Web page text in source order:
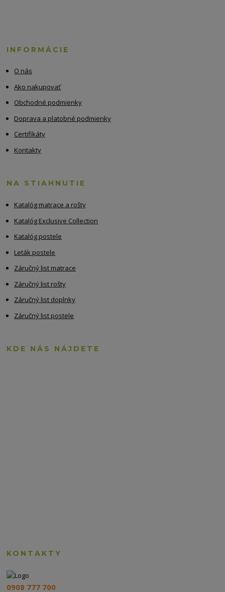
INFORMÁCIE
O nás
Ako nakupovať
Obchodné podmienky
Doprava a platobné podmienky
Certifikáty
Kontakty
NA STIAHNUTIE
Katalóg matrace a rošty
Katalóg Exclusive Collection
Katalóg postele
Leták postele
Záručný list matrace
Záručný list rošty
Záručný list doplnky
Záručný list postele
KDE NÁS NÁJDETE
KONTAKTY
0908 777 700